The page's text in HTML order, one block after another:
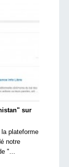
sur
plateforme
notre
"...